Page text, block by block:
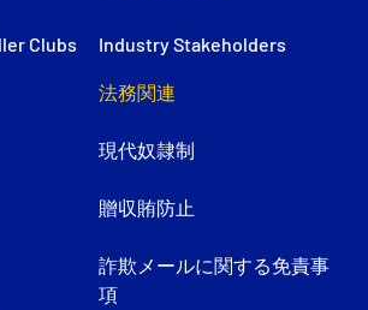
Clubs Industry Stakeholders
法務関連
現代奴隷制
贈収賄防止
詐欺メールに関する免責事
項